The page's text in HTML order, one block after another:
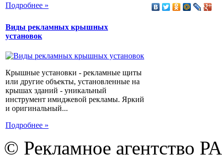
Подробнее »
Виды рекламных крышных
установок
Крышные установки - рекламные щиты
или другие объекты, установленные на
крышах зданий - уникальный
инструмент имиджевой рекламы. Яркий
и оригинальный...
Подробнее »
© Рекламное агентство